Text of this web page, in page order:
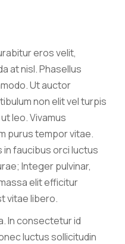
eros velit,
at nisl. Phasellus
Ut auctor
non elit vel turpis
leo. Vivamus
purus tempor vitae.
in faucibus orci luctus
Integer pulvinar,
elit efficitur
vitae libero.
In consectetur id
luctus sollicitudin